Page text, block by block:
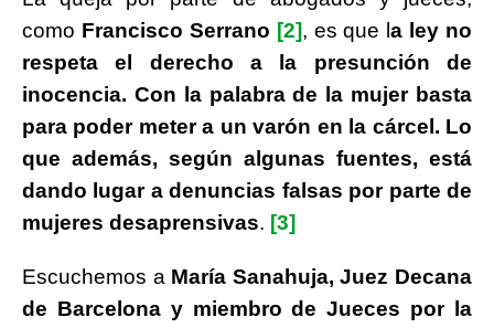
como Francisco Serrano [2], es que la ley no
respeta el derecho a la presunción de
inocencia. Con la palabra de la mujer basta
para poder meter a un varón en la cárcel. Lo
que además, según algunas fuentes, está
dando lugar a denuncias falsas por parte de
mujeres desaprensivas. [3]
Escuchemos a María Sanahuja, Juez Decana
de Barcelona y miembro de Jueces por la